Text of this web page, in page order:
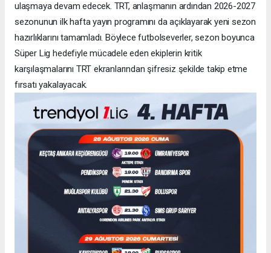
ulaşmaya devam edecek. TRT, anlaşmanın ardından 2026-2027
sezonunun ilk hafta yayın programını da açıklayarak yeni sezon
hazırlıklarını tamamladı. Böylece futbolseverler, sezon boyunca
Süper Lig hedefiyle mücadele eden ekiplerin kritik
karşılaşmalarını TRT ekranlarından şifresiz şekilde takip etme
fırsatı yakalayacak.